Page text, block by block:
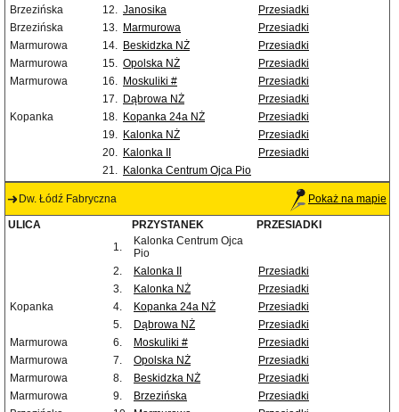
Brzezińska
12. Janosika
Przesiadki
Brzezińska
13. Marmurowa
Przesiadki
Marmurowa
14. Beskidzka NŻ
Przesiadki
Marmurowa
15. Opolska NŻ
Przesiadki
Marmurowa
16. Moskuliki #
Przesiadki
17. Dąbrowa NŻ
Przesiadki
Kopanka
18. Kopanka 24a NŻ
Przesiadki
19. Kalonka NŻ
Przesiadki
20. Kalonka II
Przesiadki
21. Kalonka Centrum Ojca Pio
Dw. Łódź Fabryczna Pokaż na mapie
ULICA PRZYSTANEK
PRZESIADKI
1.
Kalonka Centrum Ojca
Pio
2.
Kalonka II
Przesiadki
3.
Kalonka NŻ
Przesiadki
Kopanka
4. Kopanka 24a NŻ
Przesiadki
5.
Dąbrowa NŻ
Przesiadki
Marmurowa
6. Moskuliki #
Przesiadki
Marmurowa
7. Opolska NŻ
Przesiadki
Marmurowa
8. Beskidzka NŻ
Przesiadki
Marmurowa
9. Brzezińska
Przesiadki